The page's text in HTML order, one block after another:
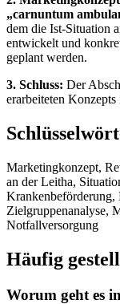
„carnuntum
dem die Ist-Situation
entwickelt und
geplant werden.
3. Schluss: Der
erarbeiteten Konzepts
Marketingkonzept,
an der Leitha,
Krankenbeförderung,
Zielgruppenanalyse,
Notfallversorgung
Häufig
Worum geht es